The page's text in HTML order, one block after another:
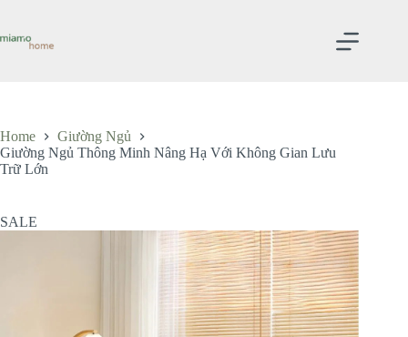
content
Home
Giường Ngủ
Giường Ngủ Thông Minh Nâng Hạ Với Không Gian Lưu
Trữ Lớn
SALE